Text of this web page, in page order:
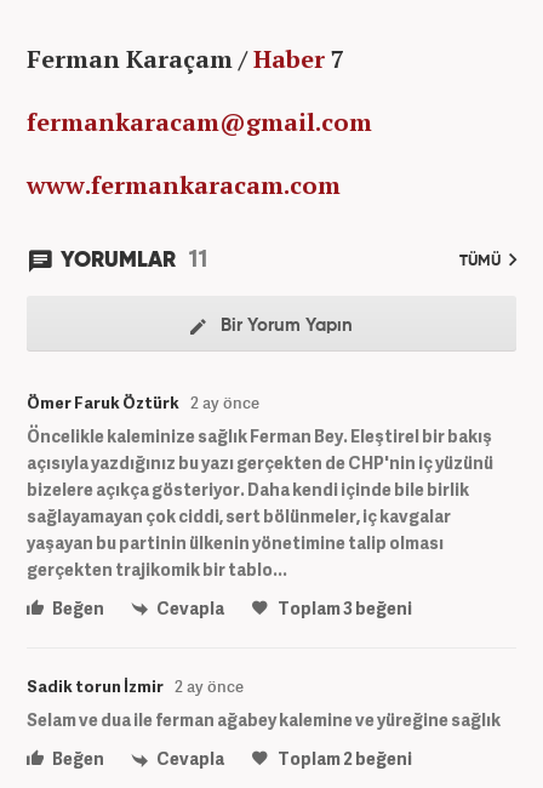
Ferman Karaçam /Haber7
fermankaracam@gmail.com
www.fermankaracam.com
YORUMLAR 11 TÜMÜ
Bir Yorum Yapın
Ömer Faruk Öztürk 2 ay önce
Öncelikle kaleminize sağlık Ferman Bey. Eleştirel bir bakış
açısıyla yazdığınız bu yazı gerçekten de CHP'nin iç yüzünü
bizelere açıkça gösteriyor. Daha kendi içinde bile birlik
sağlayamayan çok ciddi, sert bölünmeler, iç kavgalar
yaşayan bu partinin ülkenin yönetimine talip olması
gerçekten trajikomik bir tablo...
Beğen
Cevapla Toplam3beğeni
Sadik torun İzmir 2 ay önce
Selam ve dua ile ferman ağabey kalemine ve yüreğine sağlık
Beğen
Cevapla Toplam2beğeni